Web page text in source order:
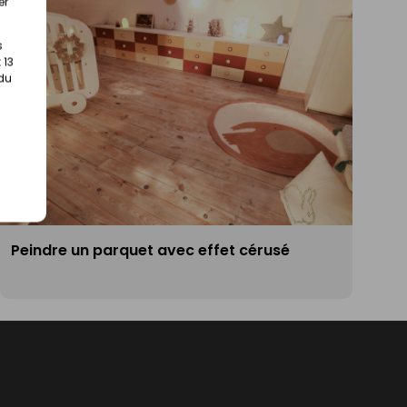
Peindre un parquet avec effet cérusé